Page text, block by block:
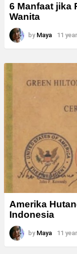
6 Manfaat jika
Wanita
by Maya 11
Amerika
Indonesia
by Maya 11